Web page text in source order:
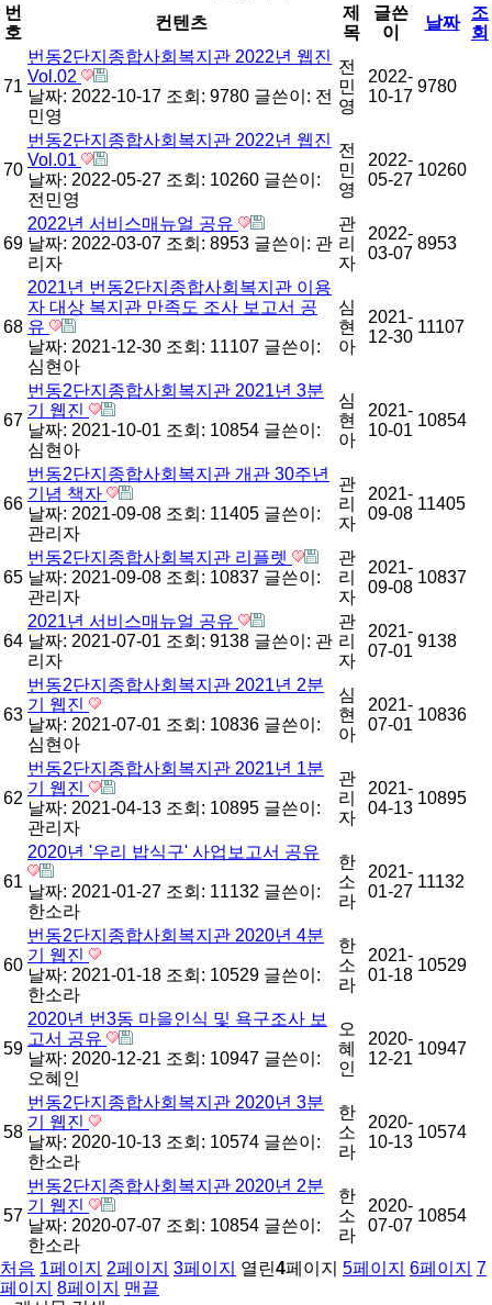
번
호
컨텐츠
제
목
글쓴
이
날짜
조
회
71
번동2단지종합사회복지관 2022년 웹진
Vol.02
날짜: 2022-10-17 조회: 9780 글쓴이: 전
민영
전
민
영
2022-
10-17
9780
70
번동2단지종합사회복지관 2022년 웹진
Vol.01
날짜: 2022-05-27 조회: 10260 글쓴이:
전민영
전
민
영
2022-
05-27
10260
69
2022년 서비스매뉴얼 공유
날짜: 2022-03-07 조회: 8953 글쓴이: 관
리자
관
리
자
2022-
03-07
8953
68
2021년 번동2단지종합사회복지관 이용
자 대상 복지관 만족도 조사 보고서 공
유
날짜: 2021-12-30 조회: 11107 글쓴이:
심현아
심
현
아
2021-
12-30
11107
67
번동2단지종합사회복지관 2021년 3분
기 웹진
날짜: 2021-10-01 조회: 10854 글쓴이:
심현아
심
현
아
2021-
10-01
10854
66
번동2단지종합사회복지관 개관 30주년
기념 책자
날짜: 2021-09-08 조회: 11405 글쓴이:
관리자
관
리
자
2021-
09-08
11405
65
번동2단지종합사회복지관 리플렛
날짜: 2021-09-08 조회: 10837 글쓴이:
관리자
관
리
자
2021-
09-08
10837
64
2021년 서비스매뉴얼 공유
날짜: 2021-07-01 조회: 9138 글쓴이: 관
리자
관
리
자
2021-
07-01
9138
63
번동2단지종합사회복지관 2021년 2분
기 웹진
날짜: 2021-07-01 조회: 10836 글쓴이:
심현아
심
현
아
2021-
07-01
10836
62
번동2단지종합사회복지관 2021년 1분
기 웹진
날짜: 2021-04-13 조회: 10895 글쓴이:
관리자
관
리
자
2021-
04-13
10895
61
2020년 '우리 밥식구' 사업보고서 공유
날짜: 2021-01-27 조회: 11132 글쓴이:
한소라
한
소
라
2021-
01-27
11132
60
번동2단지종합사회복지관 2020년 4분
기 웹진
날짜: 2021-01-18 조회: 10529 글쓴이:
한소라
한
소
라
2021-
01-18
10529
59
2020년 번3동 마을인식 및 욕구조사 보
고서 공유
날짜: 2020-12-21 조회: 10947 글쓴이:
오혜인
오
혜
인
2020-
12-21
10947
58
번동2단지종합사회복지관 2020년 3분
기 웹진
날짜: 2020-10-13 조회: 10574 글쓴이:
한소라
한
소
라
2020-
10-13
10574
57
번동2단지종합사회복지관 2020년 2분
기 웹진
날짜: 2020-07-07 조회: 10854 글쓴이:
한소라
한
소
라
2020-
07-07
10854
처음 1페이지 2페이지 3페이지 열린4페이지 5페이지 6페이지 7
페이지 8페이지
맨끝